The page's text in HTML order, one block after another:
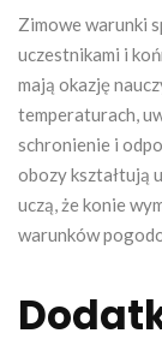
Zimowe warunki
uczestnikami i
mają okazję
temperaturach,
schronienie i
obozy kształtują
uczą, że konie
warunków